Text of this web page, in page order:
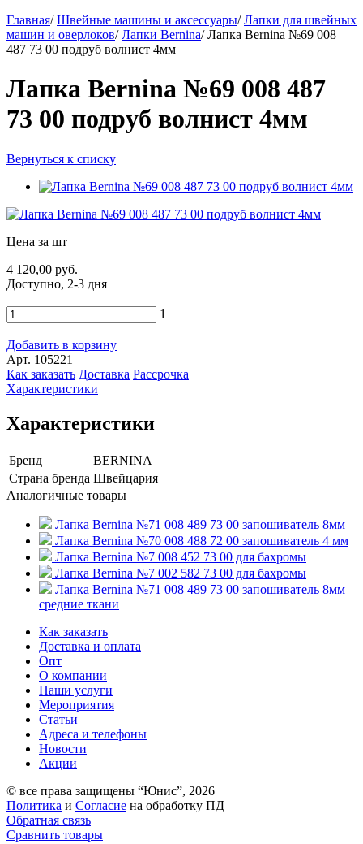
Главная/ Швейные машины и аксессуары/ Лапки для швейных
машин и оверлоков/ Лапки Bernina/ Лапка Bernina №69 008
487 73 00 подруб волнист 4мм
Лапка Bernina №69 008 487
73 00 подруб волнист 4мм
Вернуться к списку
Цена за шт
4 120,00 руб.
Доступно, 2-3 дня
1
Добавить в корзину
Арт. 105221
Как заказать Доставка Рассрочка
Характеристики
Характеристики
Бренд
BERNINA
Страна бренда Швейцария
Аналогичные товары
Лапка Bernina №71 008 489 73 00 запошиватель 8мм
Лапка Bernina №70 008 488 72 00 запошиватель 4 мм
Лапка Bernina №7 008 452 73 00 для бахромы
Лапка Bernina №7 002 582 73 00 для бахромы
Лапка Bernina №71 008 489 73 00 запошиватель 8мм
средние ткани
Как заказать
Доставка и оплата
Опт
О компании
Наши услуги
Мероприятия
Статьи
Адреса и телефоны
Новости
Акции
© все права защищены “Юнис”, 2026
Политика и Cогласие на обработку ПД
Обратная связь
Сравнить товары